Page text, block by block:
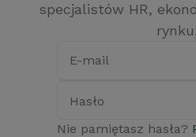
specjalistów HR,
rynku.
E-mail
Hasło
Nie pamiętasz hasła?